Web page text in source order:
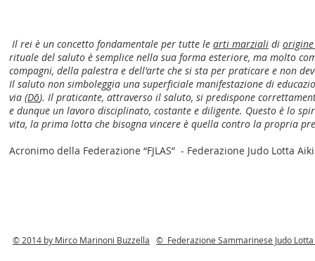
Il rei è un concetto fondamentale per tutte le arti marziali di
rituale del saluto è semplice nella sua forma esteriore, ma molto
compagni, della palestra e dell'arte che si sta per praticare e non
Il saluto non simboleggia una superficiale manifestazione di
via (Dō). Il praticante, attraverso il saluto, si predispone
e dunque un lavoro disciplinato, costante e diligente. Questo è lo
vita, la prima lotta che bisogna vincere è quella contro la propria
Acronimo della Federazione “FJLAS” - Federazione Judo Lotta
© 2014 by Mirco Marinoni Buzzella © Federazione Sammarinese Judo Lotta